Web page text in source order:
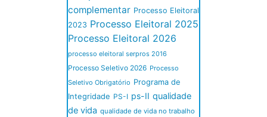
complementar Processo Eleitoral
2023 Processo Eleitoral 2025
Processo Eleitoral 2026
processo eleitoral serpros 2016
Processo Seletivo 2026 Processo
Seletivo Obrigatório Programa de
Integridade PS-I ps-II qualidade
de vida qualidade de vida no trabalho